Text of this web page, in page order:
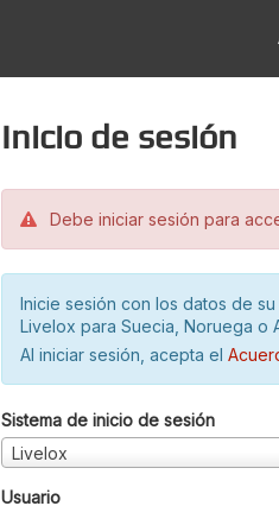
Inicio de sesión
Debe iniciar sesión para
Inicie sesión con los datos de
Livelox para Suecia, Noruega o
Al iniciar sesión, acepta el
Sistema de inicio de sesión
Livelox
Usuario